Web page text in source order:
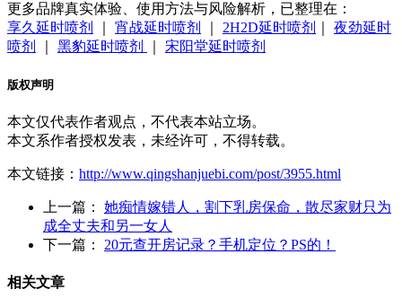
更多品牌真实体验、使用方法与风险解析，已整理在：
享久延时喷剂
宵战延时喷剂 2H2D延时喷剂
夜劲延时
喷剂
黑豹延时喷剂 宋阳堂延时喷剂
版权声明
本文仅代表作者观点，不代表本站立场。
本文系作者授权发表，未经许可，不得转载。
本文链接： http://www.qingshanjuebi.com/post/3955.html
上一篇： 她痴情嫁错人，割下乳房保命，散尽家财只为
成全丈夫和另一女人
下一篇： 20元查开房记录？手机定位？PS的！
相关文章